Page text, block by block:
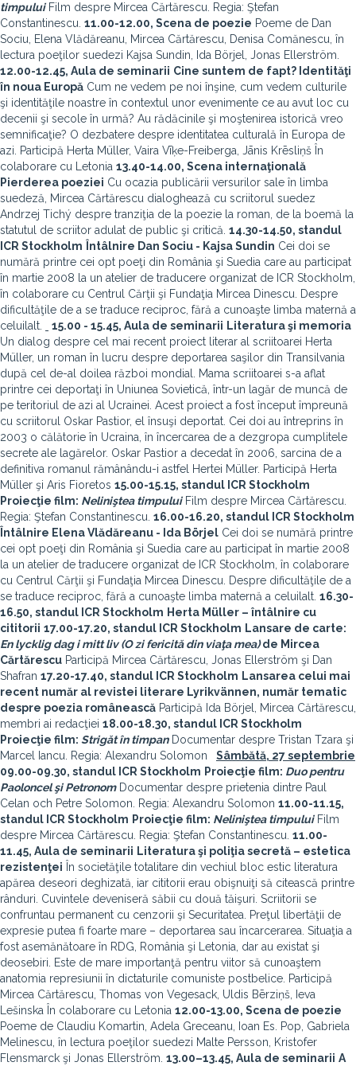
timpuluiFilm despre Mircea Cărtărescu. Regia: Ştefan
Constantinescu. 11.00-12.00, Scena de poezie Poeme de Dan
Sociu, Elena Vlădăreanu, Mircea Cărtărescu, Denisa Comănescu, în
lectura poeţilor suedezi Kajsa Sundin, Ida Börjel, Jonas Ellerström.
12.00-12.45, Aula de seminarii Cine suntem de fapt? Identităţi
în noua Europă Cum ne vedem pe noi înşine, cum vedem culturile
şi identităţile noastre în contextul unor evenimente ce au avut loc cu
decenii şi secole în urmă? Au rădăcinile şi moştenirea istorică vreo
semnificaţie? O dezbatere despre identitatea culturală în Europa de
azi. Participă Herta Müller, Vaira Vīķe-Freiberga, Jānis Krēsliņš În
colaborare cu Letonia 13.40-14.00, Scena internaţională
Pierderea poeziei Cu ocazia publicării versurilor sale în limba
suedeză, Mircea Cărtărescu dialoghează cu scriitorul suedez
Andrzej Tichý despre tranziţia de la poezie la roman, de la boemă la
statutul de scriitor adulat de public şi critică. 14.30-14.50, standul
ICR Stockholm
Întâlnire Dan Sociu - Kajsa Sundin Cei doi se
numără printre cei opt poeţi din România şi Suedia care au participat
în martie 2008 la un atelier de traducere organizat de ICR Stockholm,
în colaborare cu Centrul Cărţii şi Fundaţia Mircea Dinescu. Despre
dificultăţile de a se traduce reciproc, fără a cunoaşte limba maternă a
celuilalt.
15.00 - 15.45, Aula de seminarii Literatura şi memoria
Un dialog despre cel mai recent proiect literar al scriitoarei Herta
Müller, un roman în lucru despre deportarea saşilor din Transilvania
după cel de-al doilea război mondial. Mama scriitoarei s-a aflat
printre cei deportaţi în Uniunea Sovietică, într-un lagăr de muncă de
pe teritoriul de azi al Ucrainei. Acest proiect a fost început împreună
cu scriitorul Oskar Pastior, el însuşi deportat. Cei doi au întreprins în
2003 o călătorie în Ucraina, în încercarea de a dezgropa cumplitele
secrete ale lagărelor. Oskar Pastior a decedat în 2006, sarcina de a
definitiva romanul rămânându-i astfel Hertei Müller. Participă Herta
Müller şi Aris Fioretos 15.00-15.15, standul ICR Stockholm
Proiecţie film: Neliniştea timpuluiFilm despre Mircea Cărtărescu.
Regia: Ştefan Constantinescu. 16.00-16.20, standul ICR Stockholm
Întâlnire Elena Vlădăreanu - Ida Börjel Cei doi se numără printre
cei opt poeţi din România şi Suedia care au participat în martie 2008
la un atelier de traducere organizat de ICR Stockholm, în colaborare
cu Centrul Cărţii şi Fundaţia Mircea Dinescu. Despre dificultăţile de a
se traduce reciproc, fără a cunoaşte limba maternă a celuilalt. 16.30-
16.50, standul ICR Stockholm Herta Müller – întâlnire cu
cititorii 17.00-17.20, standul ICR Stockholm Lansare de carte:
En lycklig dag i mitt liv (O zi fericită din viaţa mea)de Mircea
Cărtărescu Participă Mircea Cărtărescu, Jonas Ellerström şi Dan
Shafran 17.20-17.40, standul ICR Stockholm Lansarea celui mai
recent număr al revistei literare Lyrikvännen, număr tematic
despre poezia românească Participă Ida Börjel, Mircea Cărtărescu,
membri ai redacţiei 18.00-18.30, standul ICR Stockholm
Proiecţie film: Strigăt în timpanDocumentar despre Tristan Tzara şi
Marcel Iancu. Regia: Alexandru Solomon
Sâmbătă, 27 septembrie
09.00-09.30, standul ICR Stockholm Proiecţie film: Duo pentru
Paoloncel şi PetronomDocumentar despre prietenia dintre Paul
Celan och Petre Solomon. Regia: Alexandru Solomon 11.00-11.15,
standul ICR Stockholm Proiecţie film: Neliniştea timpuluiFilm
despre Mircea Cărtărescu. Regia: Ştefan Constantinescu. 11.00-
11.45, Aula de seminarii Literatura şi poliţia secretă – estetica
rezistenţei În societăţile totalitare din vechiul bloc estic literatura
apărea deseori deghizată, iar cititorii erau obişnuiţi să citească printre
rânduri. Cuvintele deveniseră săbii cu două tăişuri. Scriitorii se
confruntau permanent cu cenzorii şi Securitatea. Preţul libertăţii de
expresie putea fi foarte mare – deportarea sau încarcerarea. Situaţia a
fost asemănătoare în RDG, România şi Letonia, dar au existat şi
deosebiri. Este de mare importanţă pentru viitor să cunoaştem
anatomia represiunii în dictaturile comuniste postbelice. Participă
Mircea Cărtărescu, Thomas von Vegesack, Uldis Bērziņš, Ieva
Lešinska În colaborare cu Letonia 12.00-13.00, Scena de poezie
Poeme de Claudiu Komartin, Adela Greceanu, Ioan Es. Pop, Gabriela
Melinescu, în lectura poeţilor suedezi Malte Persson, Kristofer
Flensmarck şi Jonas Ellerström. 13.00–13.45, Aula de seminarii A